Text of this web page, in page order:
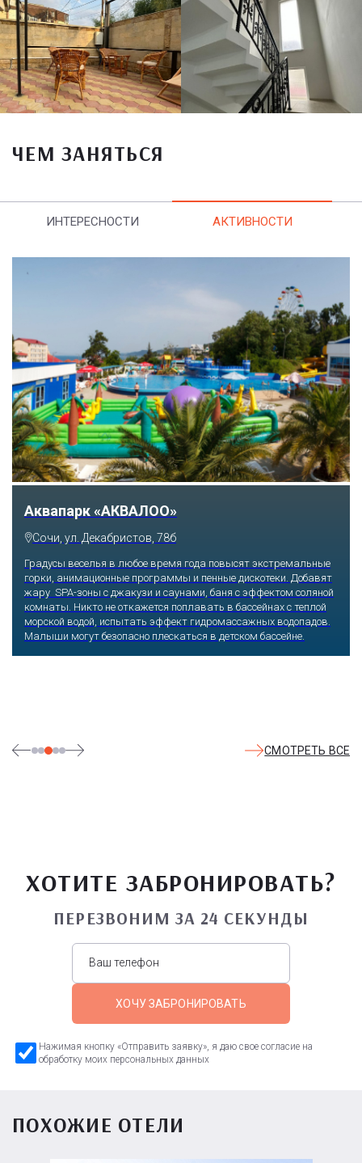
ЧЕМ ЗАНЯТЬСЯ
ИНТЕРЕСНОСТИ АКТИВНОСТИ
Тематический парк развлечений «Сочи
Парк»
Сочи, Олимпийский проспект, 21
Оказавшись здесь, словно попадаешь в сказку: встречаешь
любимых героев русского фольклора, получаешь возможность
сколько душе угодно кататься на аттракционах европейского
уровня. Гости участвуют в увлекательных квестах и творческих
СМОТРЕТЬ ВСЕ
ХОТИТЕ ЗАБРОНИРОВАТЬ?
ПЕРЕЗВОНИМ ЗА 24 СЕКУНДЫ
ХОЧУ ЗАБРОНИРОВАТЬ
Нажимая кнопку «Отправить заявку», я даю свое согласие на
обработку моих персональных данных
ПОХОЖИЕ ОТЕЛИ